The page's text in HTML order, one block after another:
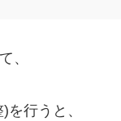
、
行うと、